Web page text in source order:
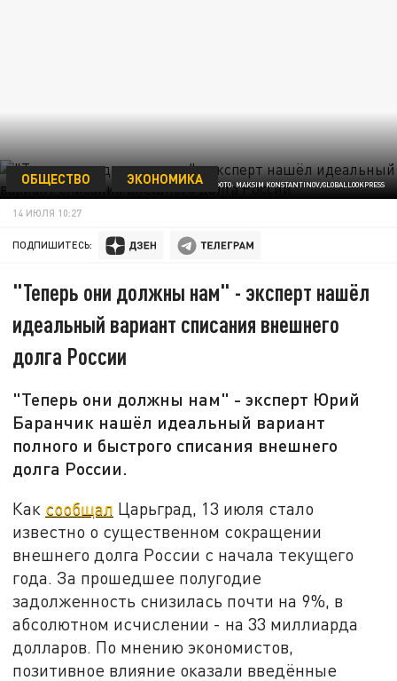
ФОТО: MAKSIM KONSTANTINOV/GLOBALLOOKPRESS
ОБЩЕСТВО ЭКОНОМИКА
14 ИЮЛЯ 10:27
ПОДПИШИТЕСЬ:
"Теперь они должны нам" - эксперт нашёл
идеальный вариант списания внешнего
долга России
"Теперь они должны нам" - эксперт Юрий
Баранчик нашёл идеальный вариант
полного и быстрого списания внешнего
долга России.
Как сообщал Царьград, 13 июля стало
известно о существенном сокращении
внешнего долга России с начала текущего
года. За прошедшее полугодие
задолженность снизилась почти на 9%, в
абсолютном исчислении - на 33 миллиарда
долларов. По мнению экономистов,
позитивное влияние оказали введённые